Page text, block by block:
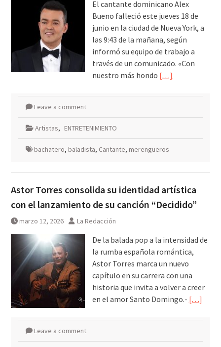
El cantante dominicano Alex
Bueno falleció este jueves 18 de
junio en la ciudad de Nueva York, a
las 9:43 de la mañana, según
informó su equipo de trabajo a
través de un comunicado. «Con
nuestro más hondo […]
Leave a comment
Artistas, ENTRETENIMIENTO
bachatero, baladista, Cantante, merengueros
Astor Torres consolida su identidad artística
con el lanzamiento de su canción “Decidido”
marzo 12, 2026 La Redacción
De la balada pop a la intensidad de
la rumba española romántica,
Astor Torres marca un nuevo
capítulo en su carrera con una
historia que invita a volver a creer
en el amor Santo Domingo.- […]
Leave a comment